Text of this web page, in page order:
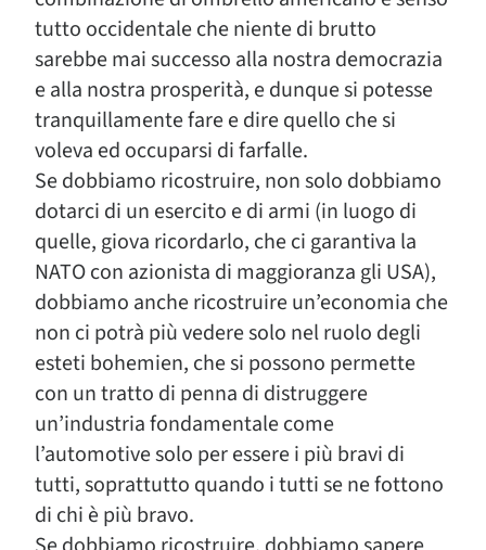
tutto occidentale che niente di brutto
sarebbe mai successo alla nostra democrazia
e alla nostra prosperità, e dunque si potesse
tranquillamente fare e dire quello che si
voleva ed occuparsi di farfalle.
Se dobbiamo ricostruire, non solo dobbiamo
dotarci di un esercito e di armi (in luogo di
quelle, giova ricordarlo, che ci garantiva la
NATO con azionista di maggioranza gli USA),
dobbiamo anche ricostruire un’economia che
non ci potrà più vedere solo nel ruolo degli
esteti bohemien, che si possono permette
con un tratto di penna di distruggere
un’industria fondamentale come
l’automotive solo per essere i più bravi di
tutti, soprattutto quando i tutti se ne fottono
di chi è più bravo.